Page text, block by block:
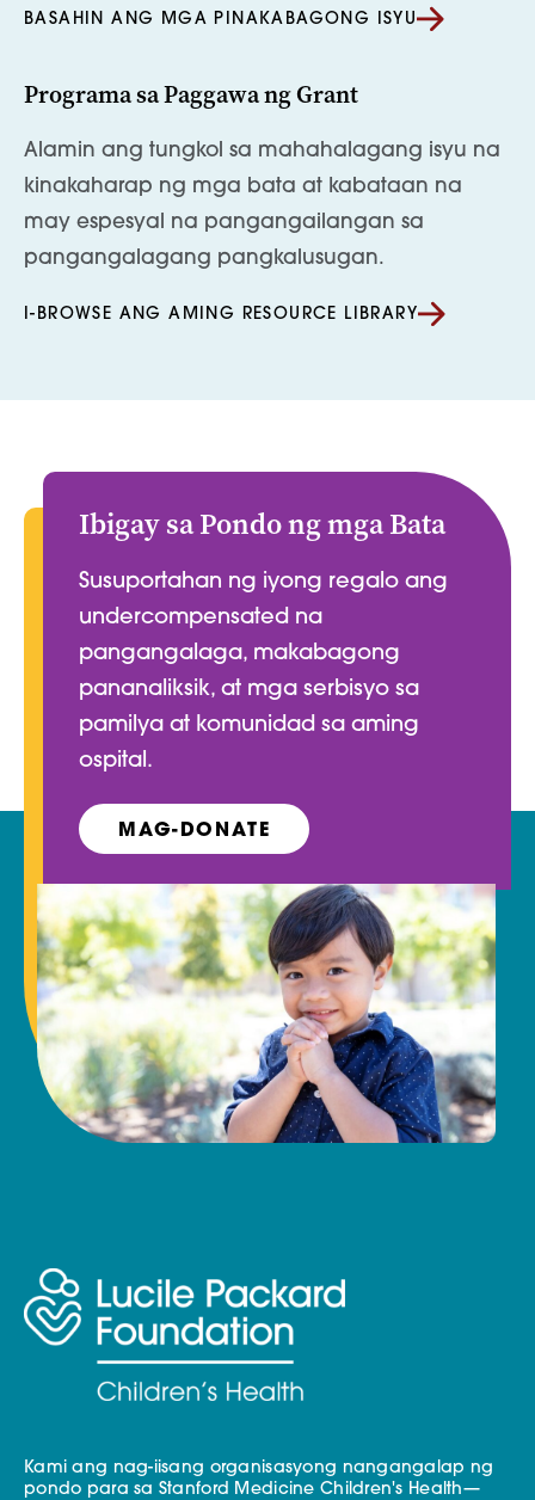
BASAHIN ANG MGA PINAKABAGONG ISYU
Programa sa Paggawa ng Grant
Alamin ang tungkol sa mahahalagang isyu na
kinakaharap ng mga bata at kabataan na
may espesyal na pangangailangan sa
pangangalagang pangkalusugan.
I-BROWSE ANG AMING RESOURCE LIBRARY
Ibigay sa Pondo ng mga Bata
Susuportahan ng iyong regalo ang
undercompensated na
pangangalaga, makabagong
pananaliksik, at mga serbisyo sa
pamilya at komunidad sa aming
ospital.
MAG-DONATE
Kami ang nag-iisang organisasyong nangangalap ng
pondo para sa Stanford Medicine Children's Health—